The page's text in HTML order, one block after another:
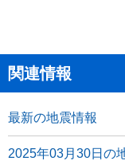
関連情報
最新の地震情報
2025年03月30日の